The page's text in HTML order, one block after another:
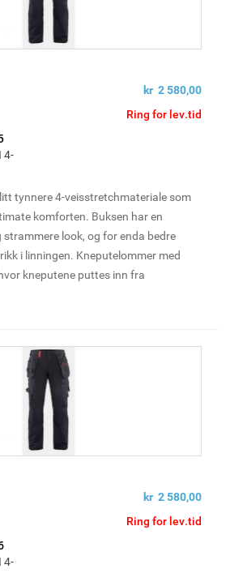
kr 2 580,00
Ring for lev.tid
4-
tynnere 4-veisstretchmateriale som
komforten. Buksen har en
look, og for enda bedre
i linningen. Kneputelommer med
kneputene puttes inn fra
har den mesh i kneet, noe
kr 2 580,00
Ring for lev.tid
4-